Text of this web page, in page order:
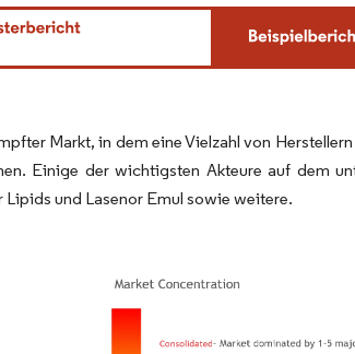
BY 4.0.
Markt, in dem eine Vielzahl von
Einige der wichtigsten Akteure auf dem
und Lasenor Emul sowie weitere.